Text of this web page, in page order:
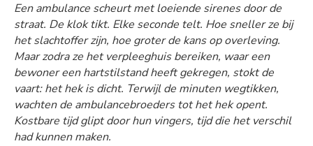
Een ambulance scheurt met loeiende sirenes door de
straat. De klok tikt. Elke seconde telt. Hoe sneller ze bij
het slachtoffer zijn, hoe groter de kans op overleving.
Maar zodra ze het verpleeghuis bereiken, waar een
bewoner een hartstilstand heeft gekregen, stokt de
vaart: het hek is dicht. Terwijl de minuten wegtikken,
wachten de ambulancebroeders tot het hek opent.
Kostbare tijd glipt door hun vingers, tijd die het verschil
had kunnen maken.